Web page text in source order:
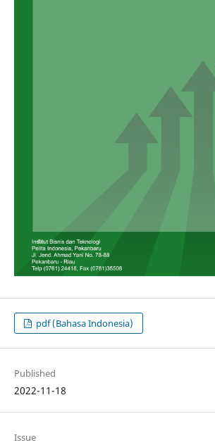
pdf (Bahasa Indonesia)
Published
2022-11-18
Issue